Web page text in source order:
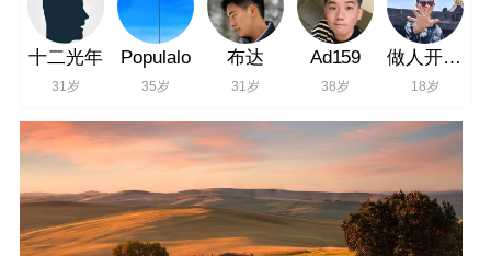
十二光年
31岁
Populalo
35岁
布达
31岁
Ad159
38岁
做人开心最重要
18岁